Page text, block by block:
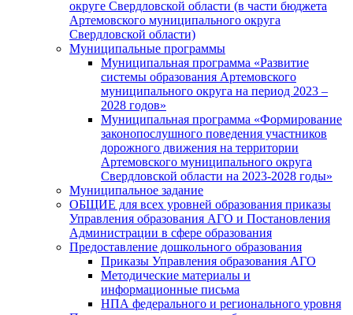
округе Свердловской области (в части бюджета
Артемовского муниципального округа
Свердловской области)
Муниципальные программы
Муниципальная программа «Развитие
системы образования Артемовского
муниципального округа на период 2023 –
2028 годов»
Муниципальная программа «Формирование
законопослушного поведения участников
дорожного движения на территории
Артемовского муниципального округа
Свердловской области на 2023-2028 годы»
Муниципальное задание
ОБЩИЕ для всех уровней образования приказы
Управления образования АГО и Постановления
Администрации в сфере образования
Предоставление дошкольного образования
Приказы Управления образования АГО
Методические материалы и
информационные письма
НПА федерального и регионального уровня